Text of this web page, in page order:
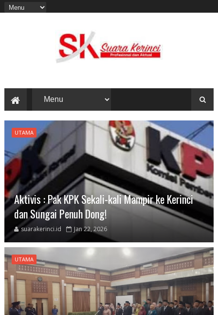
UTAMA
Aktivis : Pak KPK Sekali-kali Mampir ke Kerinci
dan Sungai Penuh Dong!
suarakerinci.id Jan 22, 2026
UTAMA